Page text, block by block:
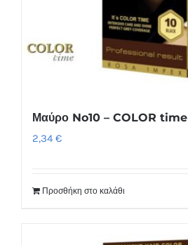
Μαύρο No10 – COLOR time
2,34 €
Προσθήκη στο καλάθι